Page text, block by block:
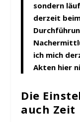
sondern
derzeit
ich mich
Akten hier
Die
auch Zeit